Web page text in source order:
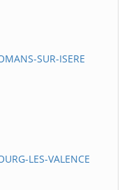
SUR-ISERE
LES-VALENCE